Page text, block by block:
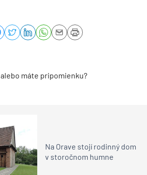
máte pripomienku?
Na Orave stojí rodinný dom
v storočnom humne